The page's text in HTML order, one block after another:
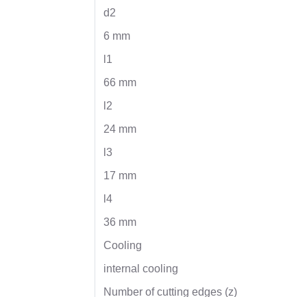
d2
6 mm
l1
66 mm
l2
24 mm
l3
17 mm
l4
36 mm
Cooling
internal cooling
Number of cutting edges (z)